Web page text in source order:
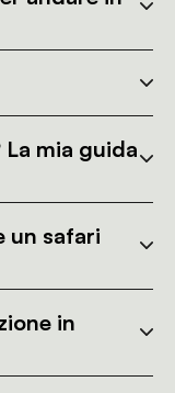
mia guida
un safari
in